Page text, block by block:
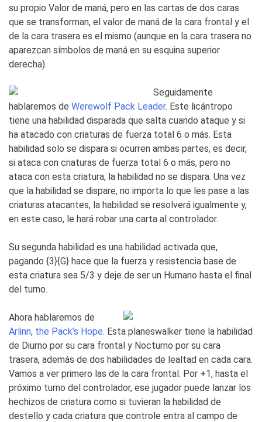
su propio Valor de maná, pero en las cartas de dos caras
que se transforman, el valor de maná de la cara frontal y el
de la cara trasera es el mismo (aunque en la cara trasera no
aparezcan símbolos de maná en su esquina superior
derecha).
Seguidamente
hablaremos de Werewolf Pack Leader. Este licántropo
tiene una habilidad disparada que salta cuando ataque y si
ha atacado con criaturas de fuerza total 6 o más. Esta
habilidad solo se dispara si ocurren ambas partes, es decir,
si ataca con criaturas de fuerza total 6 o más, pero no
ataca con esta criatura, la habilidad no se dispara. Una vez
que la habilidad se dispare, no importa lo que les pase a las
criaturas atacantes, la habilidad se resolverá igualmente y,
en este caso, le hará robar una carta al controlador.
Su segunda habilidad es una habilidad activada que,
pagando {3}{G} hace que la fuerza y resistencia base de
esta criatura sea 5/3 y deje de ser un Humano hasta el final
del turno.
Ahora hablaremos de
Arlinn, the Pack’s Hope. Esta planeswalker tiene la habilidad
de Diurno por su cara frontal y Nocturno por su cara
trasera, además de dos habilidades de lealtad en cada cara.
Vamos a ver primero las de la cara frontal. Por +1, hasta el
próximo turno del controlador, ese jugador puede lanzar los
hechizos de criatura como si tuvieran la habilidad de
destello y cada criatura que controle entra al campo de